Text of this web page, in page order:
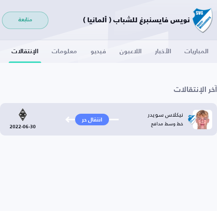
نويس فايسنبرغ للشباب ( ألمانيا ) متابعة
المباريات الأخبار اللاعبون فيديو معلومات الإنتقالات
آخر الإنتقالات
نيكلاس سويدر
خط وسط مدافع انتقال حر
2022-06-30